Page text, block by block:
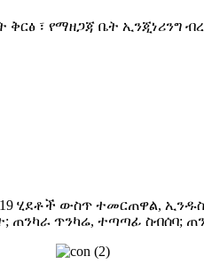
ቅርፅ ፣ የማዘጋጃ ቤት
19 ሂደቶች ውስጥ ተመርጠዋል,
ጠንካራ ጥንካሬ, ተጣጣፊ ስብሰባ;